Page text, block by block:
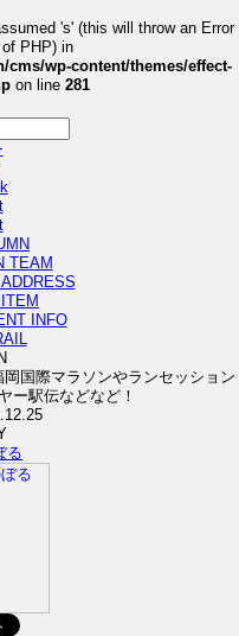
's' (this will throw an Error
PHP) in
wp-content/themes/effect-
on line 281
TEAM
ADDRESS
ITEM
INFO
国際マラソンやランセッション
ー駅伝などなど！
る